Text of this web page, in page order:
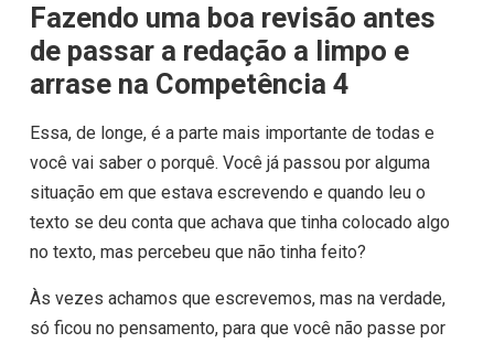
Fazendo uma boa revisão antes
de passar a redação a limpo e
arrase na Competência 4
Essa, de longe, é a parte mais importante de todas e
você vai saber o porquê. Você já passou por alguma
situação em que estava escrevendo e quando leu o
texto se deu conta que achava que tinha colocado algo
no texto, mas percebeu que não tinha feito?
Às vezes achamos que escrevemos, mas na verdade,
só ficou no pensamento, para que você não passe por